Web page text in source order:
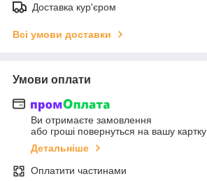
Доставка кур'єром
Всі умови доставки
Умови оплати
Ви отримаєте замовлення
або гроші повернуться на вашу картку
Детальніше
Оплатити частинами